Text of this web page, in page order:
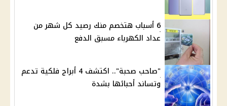
6 أسباب هتخصم منك رصيد كل شهر من
عداد الكهرباء مسبق الدفع
"صاحب صحبة".. اكتشف 4 أبراج فلكية تدعم
وتساند أحبائها بشدة